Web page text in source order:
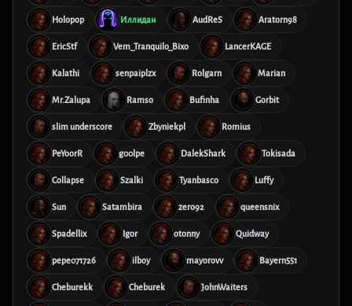
Holopop Иллидан AudReS Aratorn98
EricStf Vem_Tranquilo_Bixo LancerKAGE
Kalathi senpaiplzx Rolgarn Marian
Mr.Zalupa Ramso Bufinha Gorbit
slim underscore Zbyniekpl Romius
PeYoorR g00lpe DalekShark Tokisada
Collapse Szalki Tyanbasco Luffy
Sun Satambira zero92 queensnix
Spadellix Igor otonny Quidway
pepe071726 ilboy mayorovv Bayern551
Cheburekk Cheburek JohnWaiters